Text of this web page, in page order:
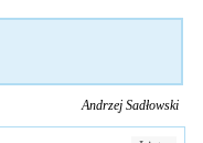
Andrzej Sadłowski